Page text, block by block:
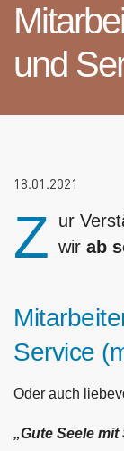
und
18.01.2021
Z ur
wir ab
Service
Oder auch
„Gute Seele